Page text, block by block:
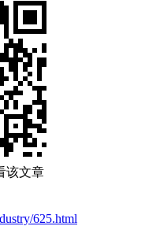
该文章
625.html